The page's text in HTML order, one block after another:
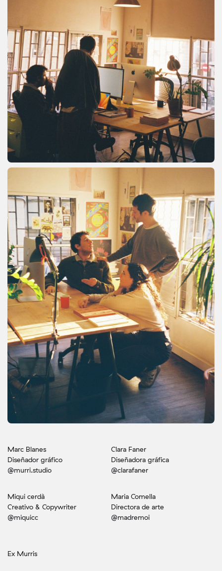
Marc Blanes
Diseñador gráfico
@murri.studio
Clara Faner
Diseñadora gráfica
@clarafaner
Miqui cerdà
Creativo & Copywriter
@miquicc
Maria Comella
Directora de arte
@madremoi
Ex Murris